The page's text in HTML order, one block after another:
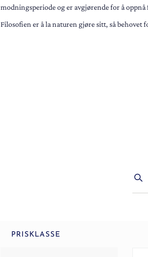
modningsperiode og er avgjørende for å
Filosofien er å la naturen gjøre sitt, så
PRISKLASSE